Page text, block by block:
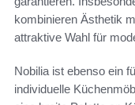
kombinieren Ästhetik
attraktive Wahl für
Nobilia ist ebenso ein
individuelle